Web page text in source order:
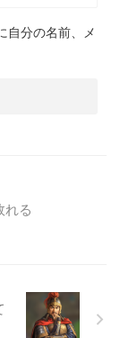
自分の名前、メ
れる